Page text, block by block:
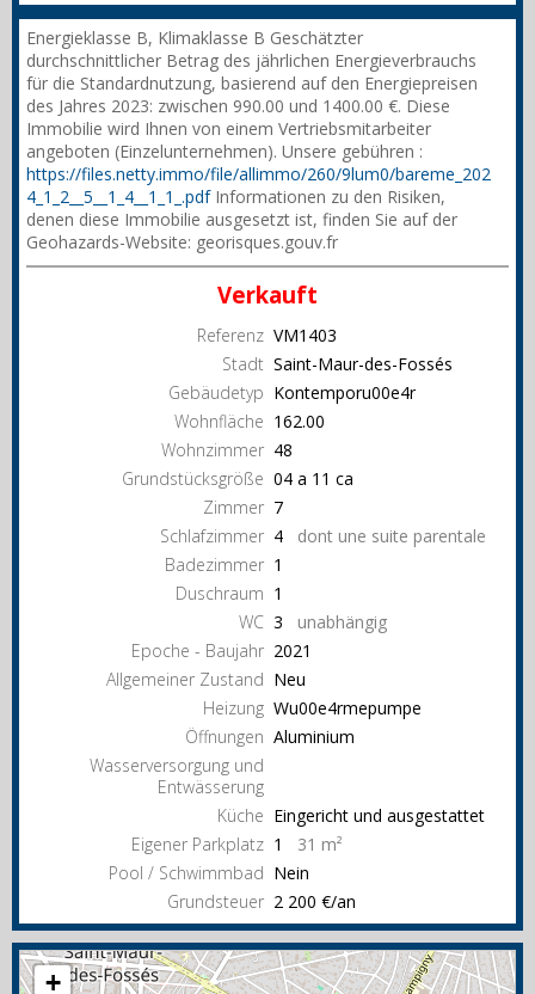
Energieklasse B, Klimaklasse B Geschätzter
durchschnittlicher Betrag des jährlichen Energieverbrauchs
für die Standardnutzung, basierend auf den Energiepreisen
des Jahres 2023: zwischen 990.00 und 1400.00 €. Diese
Immobilie wird Ihnen von einem Vertriebsmitarbeiter
angeboten (Einzelunternehmen). Unsere gebühren :
https://files.netty.immo/file/allimmo/260/9lum0/bareme_202
4_1_2__5__1_4__1_1_.pdfInformationen zu den Risiken,
denen diese Immobilie ausgesetzt ist, finden Sie auf der
Geohazards-Website: georisques.gouv.fr
Verkauft
Referenz VM1403
Stadt Saint-Maur-des-Fossés
Gebäudetyp Kontemporu00e4r
Wohnfläche 162.00
Wohnzimmer 48
Grundstücksgröße 04 a 11 ca
Zimmer 7
Schlafzimmer 4 dont une suite parentale
Badezimmer 1
Duschraum 1
WC 3 unabhängig
Epoche - Baujahr 2021
Allgemeiner Zustand Neu
Heizung Wu00e4rmepumpe
Öffnungen Aluminium
Wasserversorgung und
Entwässerung
Küche Eingericht und ausgestattet
Eigener Parkplatz 1 31 m²
Pool / Schwimmbad Nein
Grundsteuer 2 200 €/an
+